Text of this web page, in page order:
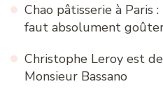
Chao pâtisserie à Paris
faut absolument
Christophe Leroy est
Monsieur Bassano